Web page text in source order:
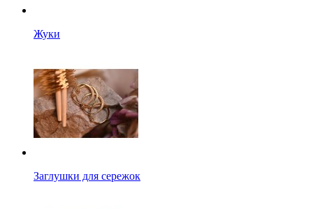
Жуки
Заглушки для сережок